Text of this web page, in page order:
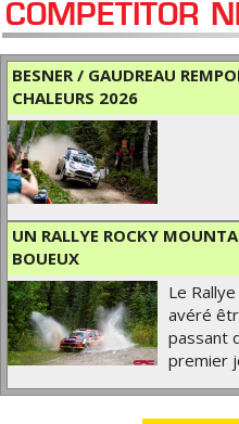
COMPETITOR
BESNER / GAUDREAU
CHALEURS 2026
UN RALLYE ROCKY
BOUEUX
Le
avéré
passant
premier